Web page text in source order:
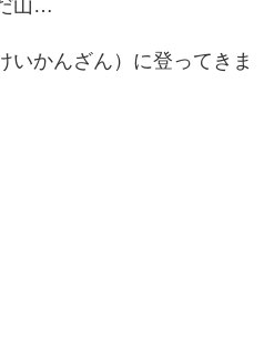
山…
いかんざん）に登ってきま